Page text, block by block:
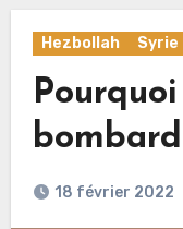
Hezbollah Syrie
18 février 2022